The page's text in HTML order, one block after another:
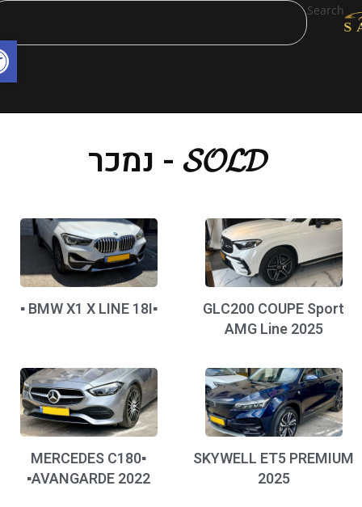
Search
𝓢𝓞𝓛𝓓 - נמכר
GLC200 COUPE Sport
AMG Line 2025
SKYWELL ET5
2025
▪️MERCEDES C180
AVANGARDE 2022▪️